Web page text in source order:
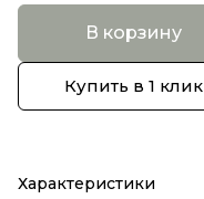
В корзину
Купить в 1 клик
Характеристики